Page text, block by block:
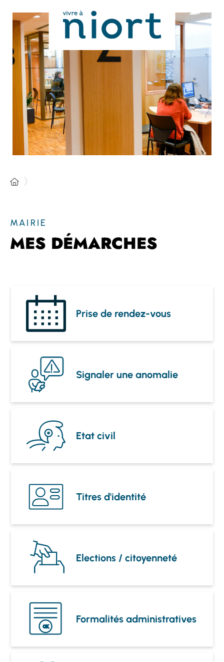
MAIRIE
MES DÉMARCHES
Prise de rendez-vous
Signaler une anomalie
Etat civil
Titres d'identité
Elections / citoyenneté
OK
Formalités administratives